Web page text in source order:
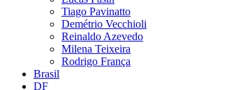
Tiago Pavinatto
Demétrio Vecchioli
Reinaldo Azevedo
Milena Teixeira
Rodrigo França
Brasil
DF